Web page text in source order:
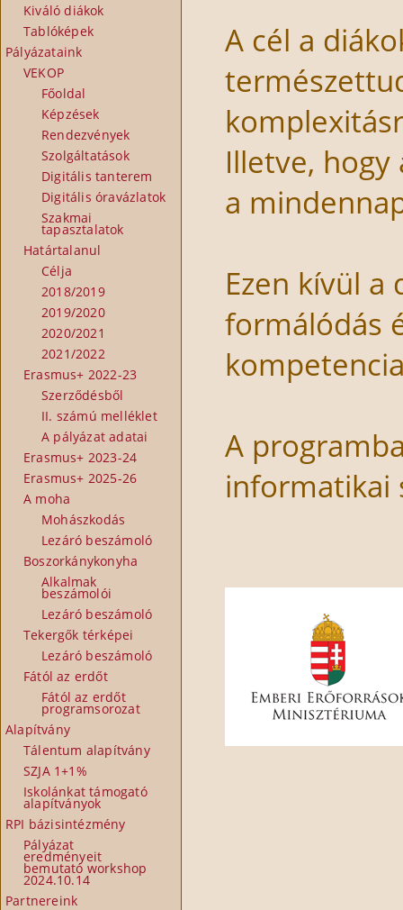
Kiváló diákok
Tablóképek
Pályázataink
VEKOP
Főoldal
Képzések
Rendezvények
Szolgáltatások
Digitális tanterem
Digitális óravázlatok
Szakmai
tapasztalatok
Határtalanul
Célja
2018/2019
2019/2020
2020/2021
2021/2022
Erasmus+ 2022-23
Szerződésből
II. számú melléklet
A pályázat adatai
Erasmus+ 2023-24
Erasmus+ 2025-26
A moha
Mohászkodás
Lezáró beszámoló
Boszorkánykonyha
Alkalmak
beszámolói
Lezáró beszámoló
Tekergők térképei
Lezáró beszámoló
Fától az erdőt
Fától az erdőt
programsorozat
Alapítvány
Tálentum alapítvány
SZJA 1+1%
Iskolánkat támogató
alapítványok
RPI bázisintézmény
Pályázat
eredményeit
bemutató workshop
2024.10.14
Partnereink
A cél a
Illetve,
a
Ezen kívül
formálódás
A
informatikai